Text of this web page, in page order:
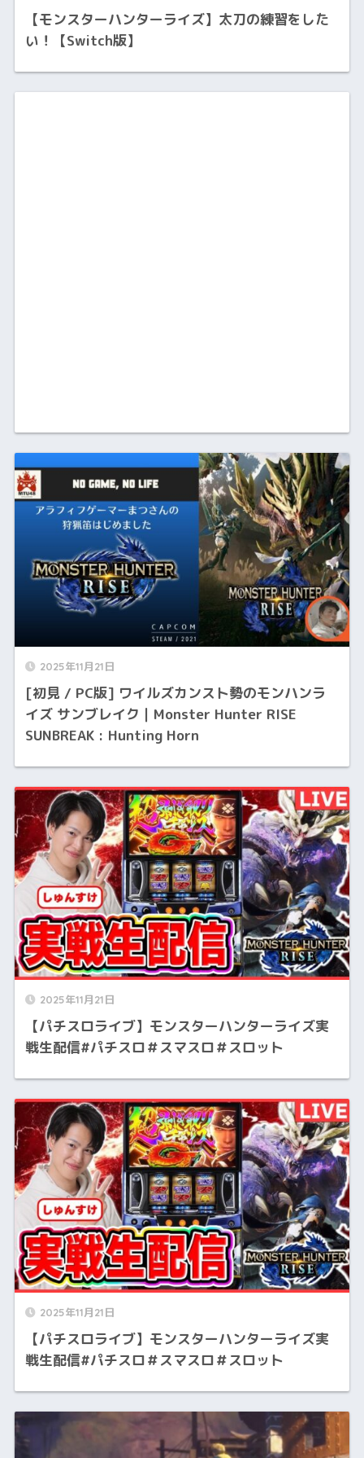
【モンスターハンターライズ】太刀の練習をした
い！【Switch版】
2025年11月21日
[初見 / PC版] ワイルズカンスト勢のモンハンラ
イズ サンブレイク｜Monster Hunter RISE
SUNBREAK : Hunting Horn
2025年11月21日
【パチスロライブ】モンスターハンターライズ実
戦生配信#パチスロ＃スマスロ＃スロット
2025年11月21日
【パチスロライブ】モンスターハンターライズ実
戦生配信#パチスロ＃スマスロ＃スロット